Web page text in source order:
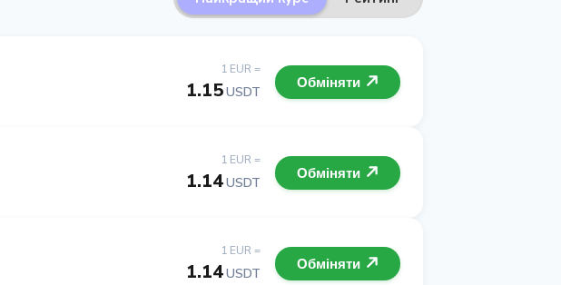
1 EUR =
1.15USDT
Обміняти
1 EUR =
1.14USDT
Обміняти
1 EUR =
1.14USDT
Обміняти